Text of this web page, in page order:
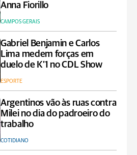
Anna Fiorillo
CAMPOS GERAIS
Gabriel Benjamin e Carlos
Lima medem forças em
duelo de K’1 no CDL Show
ESPORTE
Argentinos vão às ruas contra
Milei no dia do padroeiro do
trabalho
COTIDIANO